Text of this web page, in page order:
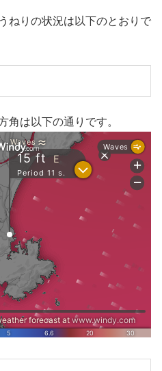
ねりの状況は以下のとおりで
角は以下の通りです。